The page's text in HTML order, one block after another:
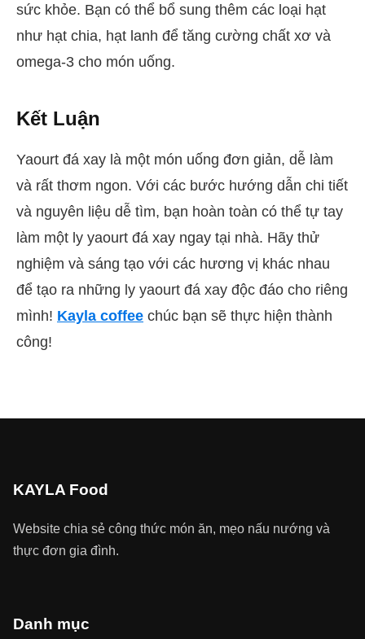
sức khỏe. Bạn có thể bổ sung thêm các loại hạt
như hạt chia, hạt lanh để tăng cường chất xơ và
omega-3 cho món uống.
Kết Luận
Yaourt đá xay là một món uống đơn giản, dễ làm
và rất thơm ngon. Với các bước hướng dẫn chi tiết
và nguyên liệu dễ tìm, bạn hoàn toàn có thể tự tay
làm một ly yaourt đá xay ngay tại nhà. Hãy thử
nghiệm và sáng tạo với các hương vị khác nhau
để tạo ra những ly yaourt đá xay độc đáo cho riêng
mình! Kayla coffee chúc bạn sẽ thực hiện thành
công!
KAYLA Food
Website chia sẻ công thức món ăn, mẹo nấu nướng và
thực đơn gia đình.
Danh mục